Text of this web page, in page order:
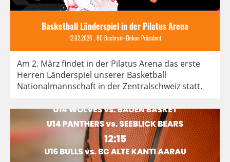
Basketball Länderspiel in der Pilatus Arena
12.02.2026 , BC Buchrain-Ebikon Präsident
Am 2. März findet in der Pilatus Arena das erste
Herren Länderspiel unserer Basketball
Nationalmannschaft in der Zentralschweiz statt.